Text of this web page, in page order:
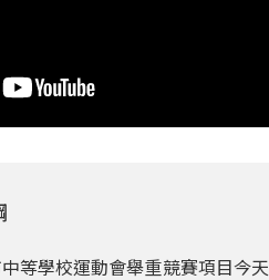
等學校運動會舉重競賽項目今